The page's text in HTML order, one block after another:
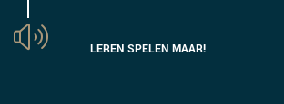
LEREN SPELEN MAAR!